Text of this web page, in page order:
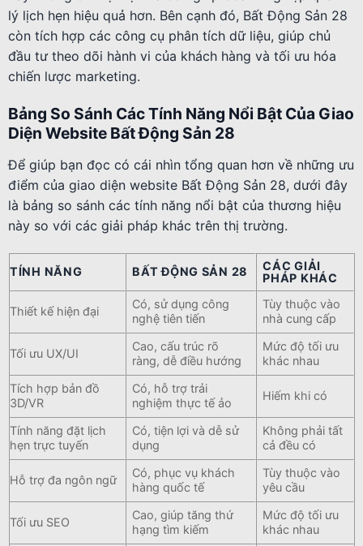
lý lịch hẹn hiệu quả hơn. Bên cạnh đó, Bất Động Sản 28
còn tích hợp các công cụ phân tích dữ liệu, giúp chủ
đầu tư theo dõi hành vi của khách hàng và tối ưu hóa
chiến lược marketing.
Bảng So Sánh Các Tính Năng Nổi Bật Của Giao
Diện Website Bất Động Sản 28
Để giúp bạn đọc có cái nhìn tổng quan hơn về những ưu
điểm của giao diện website Bất Động Sản 28, dưới đây
là bảng so sánh các tính năng nổi bật của thương hiệu
này so với các giải pháp khác trên thị trường.
TÍNH NĂNG BẤT ĐỘNG SẢN 28
CÁC GIẢI
PHÁP KHÁC
Thiết kế hiện đại
Có, sử dụng công
nghệ tiên tiến
Tùy thuộc vào
nhà cung cấp
Tối ưu UX/UI
Cao, cấu trúc rõ
ràng, dễ điều hướng
Mức độ tối ưu
khác nhau
Tích hợp bản đồ
3D/VR
Có, hỗ trợ trải
nghiệm thực tế ảo
Hiếm khi có
Tính năng đặt lịch
hẹn trực tuyến
Có, tiện lợi và dễ sử
dụng
Không phải tất
cả đều có
Hỗ trợ đa ngôn ngữ
Có, phục vụ khách
hàng quốc tế
Tùy thuộc vào
yêu cầu
Tối ưu SEO
Cao, giúp tăng thứ
hạng tìm kiếm
Mức độ tối ưu
khác nhau